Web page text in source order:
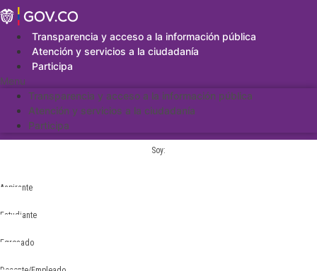
Saltar
al
contenidoTransparencia y acceso a la información pública
Atención y servicios a la ciudadanía
Participa
Menu
Transparencia y acceso a la información pública
Atención y servicios a la ciudadanía
Participa
Soy:
Aspirante
Estudiante
Egresado